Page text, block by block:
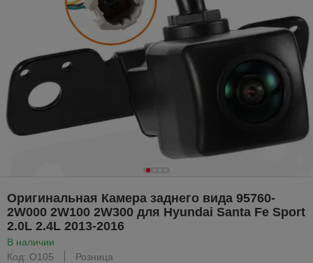
Оригинальная Камера заднего вида 95760-
2W000 2W100 2W300 для Hyundai Santa Fe Sport
2.0L 2.4L 2013-2016
В наличии
Код: O105
Розница